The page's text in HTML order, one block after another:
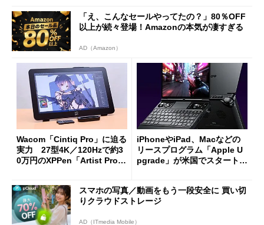
「え、こんなセールやってたの？」80％OFF
以上が続々登場！Amazonの本気が凄すぎる
AD（Amazon）
Wacom「Cintiq Pro」に迫る
実力 27型4K／120Hzで約3
0万円のXPPen「Artist Pro 2
iPhoneやiPad、Macなどの
リースプログラム「Apple U
pgrade」が米国でスタート／
ut」が明...
スマホの写真／動画をもう一段安全に 買い切
りクラウドストレージ
AD（ITmedia Mobile）